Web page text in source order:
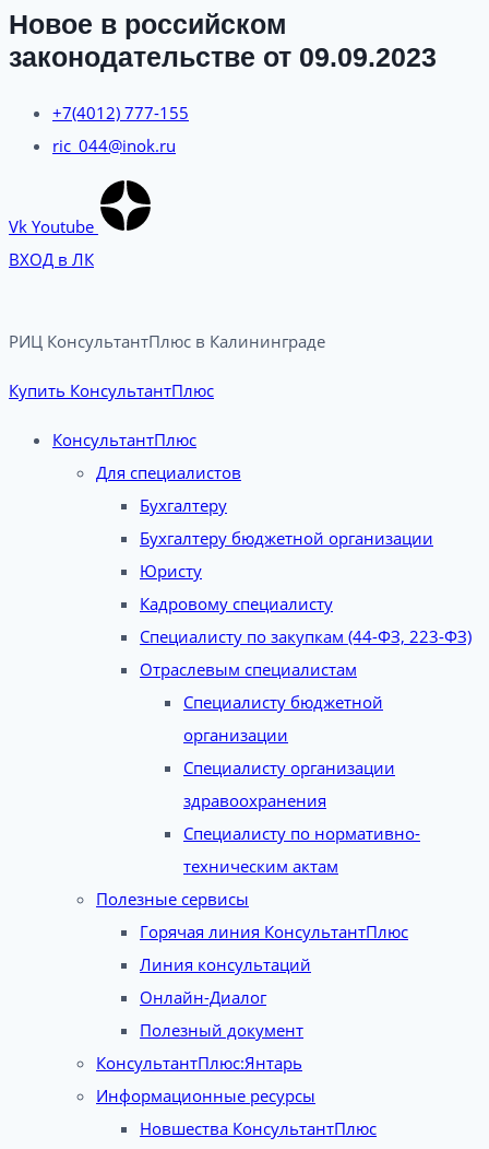
Новое в российском
законодательстве от 09.09.2023
+7(4012) 777-155
ric_044@inok.ru
Vk Youtube
ВХОД в ЛК
РИЦ КонсультантПлюс в Калининграде​
Купить КонсультантПлюс
КонсультантПлюс
Для специалистов
Бухгалтеру
Бухгалтеру бюджетной организации
Юристу
Кадровому специалисту
Специалисту по закупкам (44-ФЗ, 223-ФЗ)
Отраслевым специалистам
Специалисту бюджетной
организации
Специалисту организации
здравоохранения
Специалисту по нормативно-
техническим актам
Полезные сервисы
Горячая линия КонсультантПлюс
Линия консультаций
Онлайн-Диалог
Полезный документ
КонсультантПлюс:Янтарь
Информационные ресурсы
Новшества КонсультантПлюс